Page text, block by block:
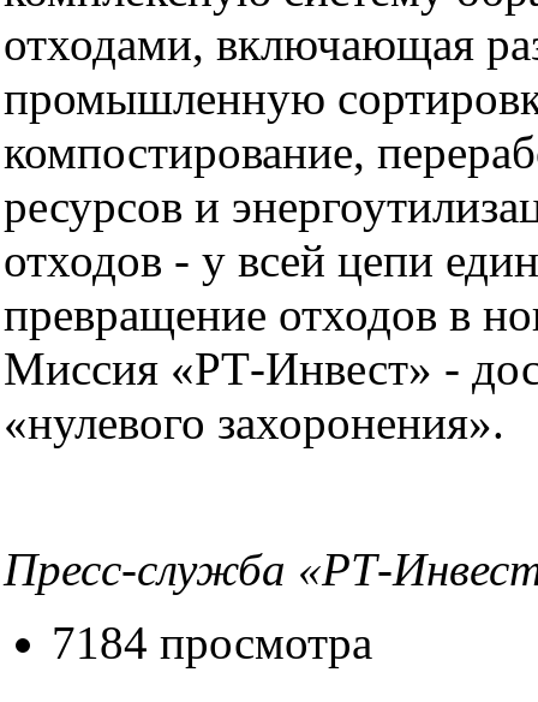
отходами, включающая
промышленную
компостирование,
ресурсов и
отходов - у всей цепи
превращение отходов в
Миссия «РТ-Инвест» -
«нулевого захоронения».
Пресс-служба «РТ-
7184 просмотра